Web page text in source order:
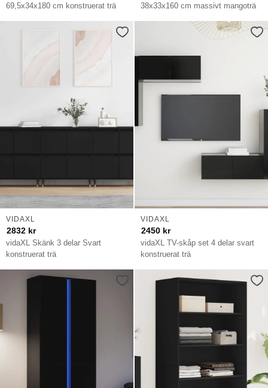
69,5x34x180 cm konstruerat trä
38x33x160 cm massivt mangoträ
vidaXL Skänk 3 delar Svart
konstruerat trä
VIDAXL
2832 kr
vidaXL TV-skåp set 4 delar svart
konstruerat trä
VIDAXL
2450 kr